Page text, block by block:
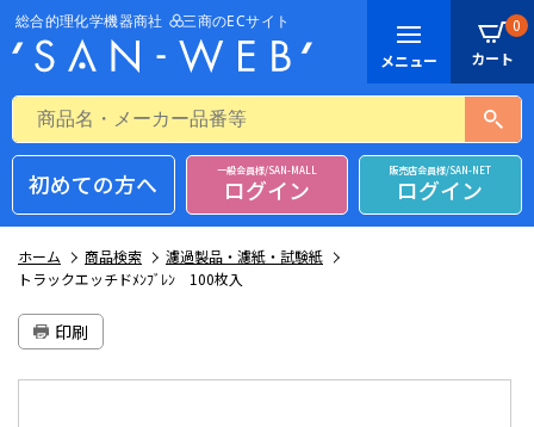
0
初めての方へ 一般会員様/SAN-MALL
ログイン
販売店会員様/SAN-NET
ログイン
ホーム 商品検索
濾過製品・濾紙・試験紙
トラックエッチドﾒﾝﾌﾞﾚﾝ 100枚入
印刷